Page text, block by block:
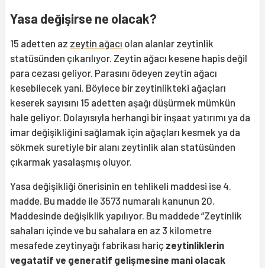
Yasa değişirse ne olacak?
15 adetten az zeytin ağacı olan alanlar zeytinlik
statüsünden çıkarılıyor. Zeytin ağacı kesene hapis değil
para cezası geliyor. Parasını ödeyen zeytin ağacı
kesebilecek yani. Böylece bir zeytinlikteki ağaçları
keserek sayısını 15 adetten aşağı düşürmek mümkün
hale geliyor. Dolayısıyla herhangi bir inşaat yatırımı ya da
imar değişikliğini sağlamak için ağaçları kesmek ya da
sökmek suretiyle bir alanı zeytinlik alan statüsünden
çıkarmak yasalaşmış oluyor.
Yasa değişikliği önerisinin en tehlikeli maddesi ise 4.
madde. Bu madde ile 3573 numaralı kanunun 20.
Maddesinde değişiklik yapılıyor. Bu maddede “Zeytinlik
sahaları içinde ve bu sahalara en az 3 kilometre
mesafede zeytinyağı fabrikası hariç zeytinliklerin
vegatatif ve generatif gelişmesine mani olacak